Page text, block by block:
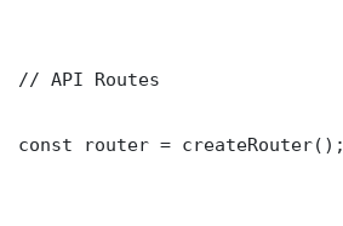
// API Routes
const router = createRouter();